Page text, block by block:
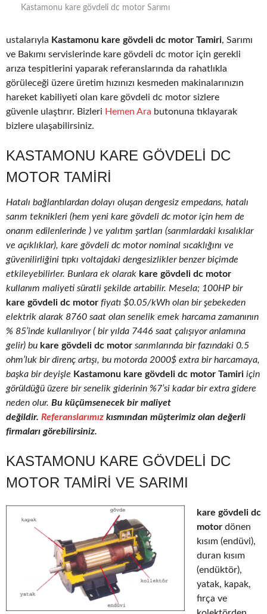
Kastamonu kare gövdeli dc motor Sarımı
ustalarıyla Kastamonu kare gövdeli dc motor Tamiri, Sarımı
ve Bakımı servislerinde kare gövdeli dc motor için gerekli
arıza tespitlerini yaparak referanslarında da rahatlıkla
görüleceği üzere üretim hızınızı kesmeden makinalarınızın
hareket kabiliyeti olan kare gövdeli dc motor sizlere
güvenle ulaştırır. Bizleri Hemen Ara butonuna tıklayarak
bizlere ulaşabilirsiniz.
KASTAMONU KARE GÖVDELI DC
MOTOR TAMIRI
Hatalı bağlantılardan dolayı oluşan dengesiz empedans, hatalı
sarım teknikleri (hem yeni kare gövdeli dc motor için hem de
onarım edilenlerinde ) ve yalıtım şartları (sarımlardaki kısalıklar
ve açıklıklar), kare gövdeli dc motor nominal sıcaklığını ve
güvenilirliğini tıpkı voltajdaki dengesizlikler benzer biçimde
etkileyebilirler. Bunlara ek olarak kare gövdeli dc motor
kullanım maliyeti süratli şekilde artabilir. Mesela; 100HP bir
kare gövdeli dc motor fiyatı $0.05/kWh olan bir şebekeden
elektrik alarak 8760 saat olan senelik emek harcama zamanının
% 85’inde kullanılıyor ( bir yılda 7446 saat çalışıyor anlamına
gelir) bu kare gövdeli dc motor sarımlarında bir fazındaki 0.5
ohm’luk bir direnç artışı, bu motorda 2000$ extra bir harcamaya,
başka bir deyişle Kastamonu kare gövdeli dc motor Tamiri için
görüldüğü üzere bir senelik giderinin %7’si kadar bir extra gidere
neden olur. Bu küçümsenecek bir maliyet
değildir. Referanslarımız kısmından müşterimiz olan değerli
firmaları görebilirsiniz.
KASTAMONU KARE GÖVDELI DC
MOTOR TAMIRI VE SARIMI
kare gövdeli dc
motor dönen
kısım (endüvi),
duran kısım
(endüktör),
yatak, kapak,
fırça ve